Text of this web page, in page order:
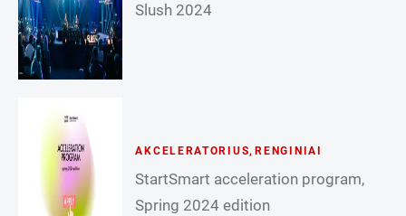
Slush 2024
AKCELERATORIUS, RENGINIAI
StartSmart acceleration program,
Spring 2024 edition